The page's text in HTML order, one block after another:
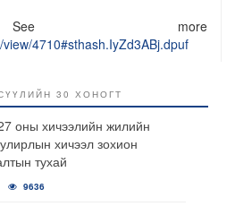
more
4710#sthash.IyZd3ABj.dpuf
30 ХОНОГТ
оны хичээлийн жилийн
хичээл зохион
тухай
9636